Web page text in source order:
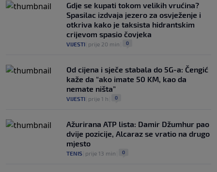
Gdje se kupati tokom velikih vrućina?
Spasilac izdvaja jezero za osvježenje i
otkriva kako je taksista hidrantskim
crijevom spasio čovjeka
VIJESTI prije 20 min 0
Od cijena i sječe stabala do 5G-a: Čengić
kaže da “ako imate 50 KM, kao da
nemate ništa”
VIJESTI prije 1 h 0
Ažurirana ATP lista: Damir Džumhur pao
dvije pozicije, Alcaraz se vratio na drugo
mjesto
TENIS prije 13 min 0